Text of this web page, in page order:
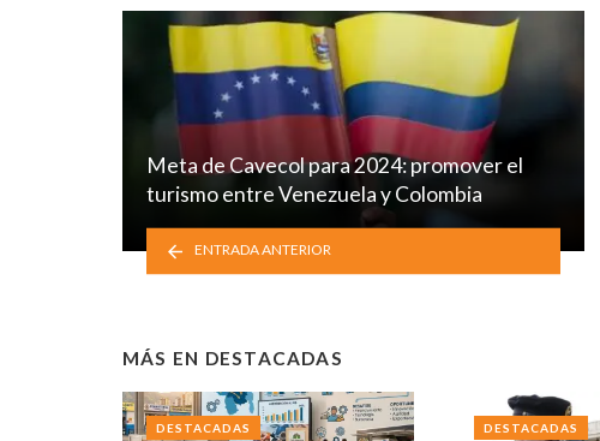
Meta de Cavecol para 2024: promover el
turismo entre Venezuela y Colombia
ENTRADA ANTERIOR
MÁS EN DESTACADAS
DESTACADAS DESTACADAS